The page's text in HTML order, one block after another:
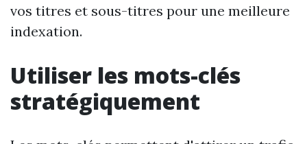
vos titres et sous-titres pour une meilleure
indexation.
Utiliser les mots-clés
stratégiquement